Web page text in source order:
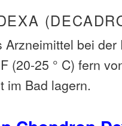
Arzneimittel bei
(20-25 ° C) fern
im Bad lagern.